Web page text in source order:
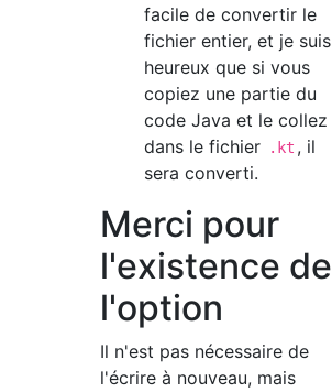
facile de convertir le
fichier entier, et je suis
heureux que si vous
copiez une partie du
code Java et le collez
dans le fichier
.kt , il
sera converti.
Merci pour
l'existence de
l'option
Il n'est pas nécessaire de
l'écrire à nouveau, mais